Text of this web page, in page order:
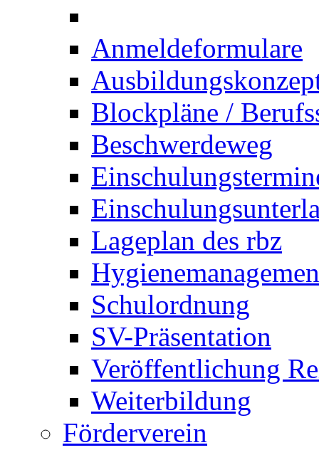
Anmeldeformulare
Blockpläne /
Beschwerdeweg
Lageplan des rbz
Schulordnung
SV-Präsentation
Veröffentlichung
Weiterbildung
Förderverein